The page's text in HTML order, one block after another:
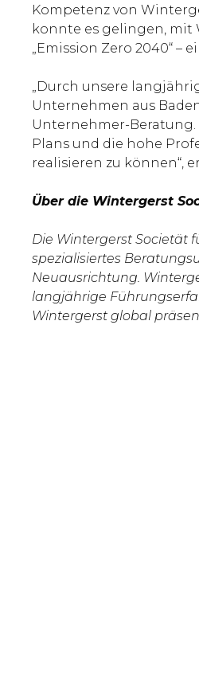
Kompetenz von
konnte es gelingen, mit
„Emission Zero 2040“
„Durch unsere
Unternehmen aus
Unternehmer-
Plans und die hohe
realisieren zu können“,
Über die Wintergerst
Die Wintergerst Societät
spezialisiertes
Neuausrichtung.
langjährige
Wintergerst global